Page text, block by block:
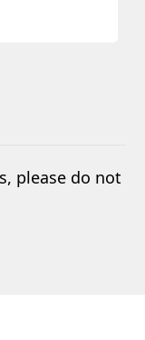
please do not